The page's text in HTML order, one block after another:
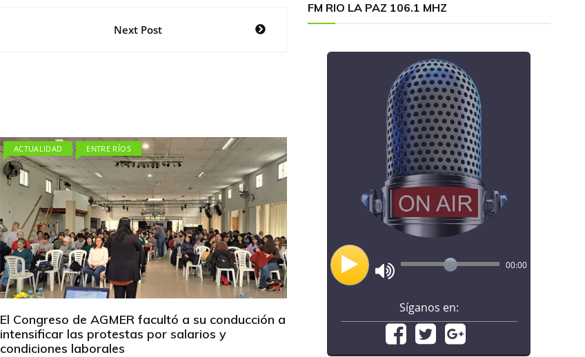
Next Post
ACTUALIDAD ENTRE RÍOS
El Congreso de AGMER facultó a su conducción a
intensificar las protestas por salarios y
condiciones laborales
FM RIO LA PAZ 106.1 MHZ
00:00
Síganos en: